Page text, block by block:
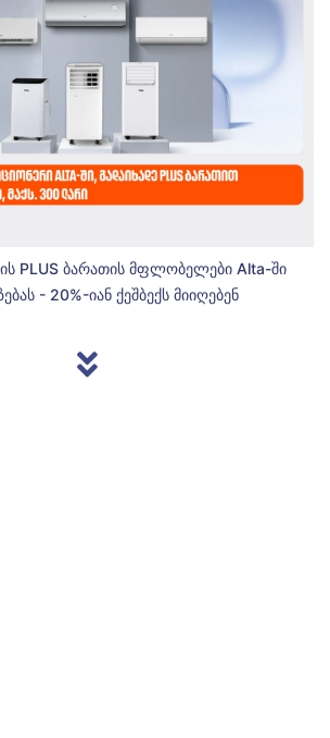
PLUS ბარათის მფლობელები Alta-ში
- 20%-იან ქეშბექს მიიღებენ